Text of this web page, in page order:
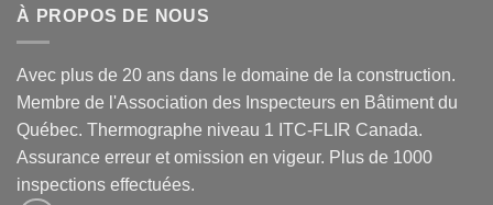
À PROPOS DE NOUS
Avec plus de 20 ans dans le domaine de la construction.
Membre de l'Association des Inspecteurs en Bâtiment du
Québec. Thermographe niveau 1 ITC-FLIR Canada.
Assurance erreur et omission en vigeur. Plus de 1000
inspections effectuées.